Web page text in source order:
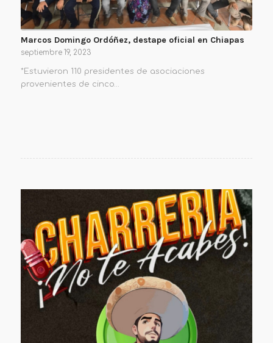
Marcos Domingo Ordóñez, destape oficial en Chiapas
septiembre 19, 2023
*Estuvieron 110 presidentes de asociaciones
provenientes de cinco…